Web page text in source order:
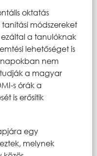
oktatás
módszereket
ezáltal a tanulóknak
lehetőséget is
nem
a magyar
s órák a
is erősítik
egy
melynek